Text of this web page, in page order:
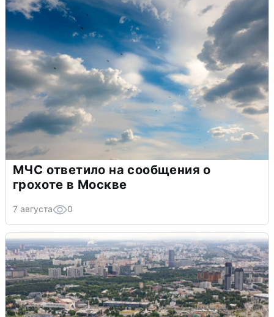
МЧС ответило на сообщения о
грохоте в Москве
7 августа 0